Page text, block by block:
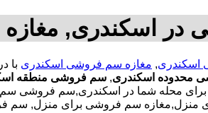
در اسکندری,
اسکندری, مغازه سم فروشی اسکندری
محدوده اسکندری, سم فروشی منطقه
شما در اسکندری,سم فروشی سم
منزل,مغازه سم فروشی برای منزل,